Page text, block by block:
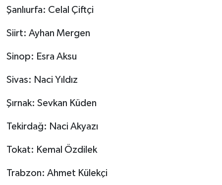
Şanlıurfa: Celal Çiftçi
Siirt: Ayhan Mergen
Sinop: Esra Aksu
Sivas: Naci Yıldız
Şırnak: Sevkan Küden
Tekirdağ: Naci Akyazı
Tokat: Kemal Özdilek
Trabzon: Ahmet Külekçi